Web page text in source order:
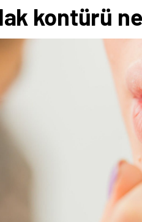
kontürü